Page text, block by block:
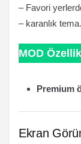
– Favori
– karanlık tema.
MOD
Premium
Ekran